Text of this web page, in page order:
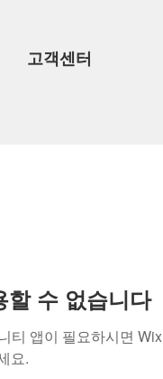
고객센터
수 없습니다
티 앱이 필요하시면 Wix
요.